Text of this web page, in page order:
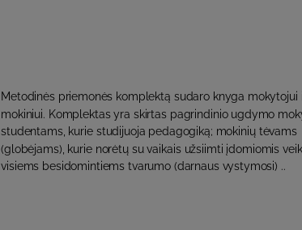
Metodinės priemonės komplektą sudaro knyga mokytojui
mokiniui. Komplektas yra skirtas pagrindinio ugdymo
studentams, kurie studijuoja pedagogiką; mokinių tėvams
(globėjams), kurie norėtų su vaikais užsiimti įdomiomis
visiems besidomintiems tvarumo (darnaus vystymosi) ..